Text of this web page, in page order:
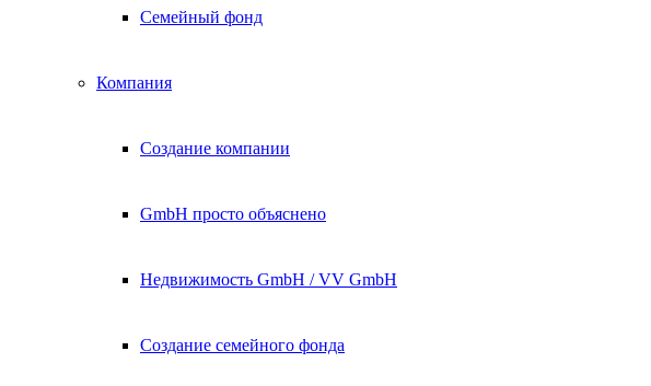
Семейный фонд
Компания
Создание компании
GmbH просто объяснено
Недвижимость GmbH / VV GmbH
Создание семейного фонда